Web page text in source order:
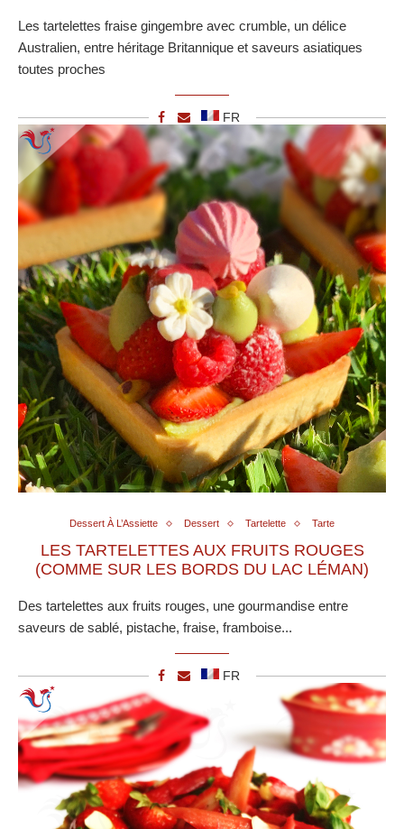
Les tartelettes fraise gingembre avec crumble, un délice
Australien, entre héritage Britannique et saveurs asiatiques
toutes proches
FR
Dessert À L’Assiette Dessert Tartelette Tarte
LES TARTELETTES AUX FRUITS ROUGES
(COMME SUR LES BORDS DU LAC LÉMAN)
Des tartelettes aux fruits rouges, une gourmandise entre
saveurs de sablé, pistache, fraise, framboise...
FR